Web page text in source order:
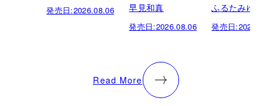
発売日:2026.08.06 早見和真
発売日:2026.08.06
ふるたみゆき
発売日:
Read More